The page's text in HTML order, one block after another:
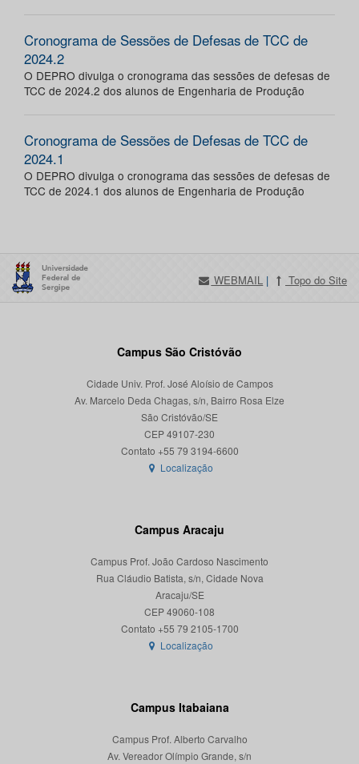
Cronograma de Sessões de Defesas de TCC de
2024.2
O DEPRO divulga o cronograma das sessões de defesas de
TCC de 2024.2 dos alunos de Engenharia de Produção
Cronograma de Sessões de Defesas de TCC de
2024.1
O DEPRO divulga o cronograma das sessões de defesas de
TCC de 2024.1 dos alunos de Engenharia de Produção
WEBMAIL | Topo do Site
Campus São Cristóvão
Cidade Univ. Prof. José Aloísio de Campos
Av. Marcelo Deda Chagas, s/n, Bairro Rosa Elze
São Cristóvão/SE
CEP 49107-230
Localização
Campus Aracaju
Campus Prof. João Cardoso Nascimento
Rua Cláudio Batista, s/n, Cidade Nova
Aracaju/SE
CEP 49060-108
Localização
Campus Itabaiana
Campus Prof. Alberto Carvalho
Av. Vereador Olímpio Grande, s/n